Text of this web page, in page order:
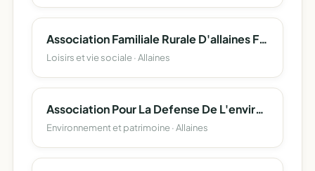
Association Familiale Rurale D'allaines Feuillaucourt ' La Tortille '
Loisirs et vie sociale · Allaines
Association Pour La Defense De L'environnement Des Habitants Du Hameau De Feuillaucourt
Environnement et patrimoine · Allaines